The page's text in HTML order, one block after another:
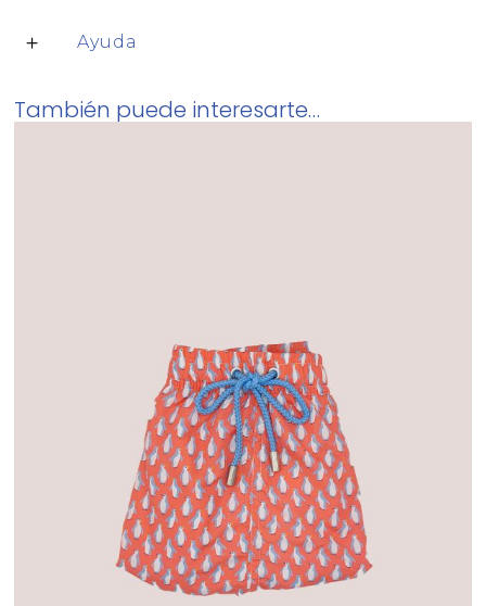
Ayuda
También puede interesarte…